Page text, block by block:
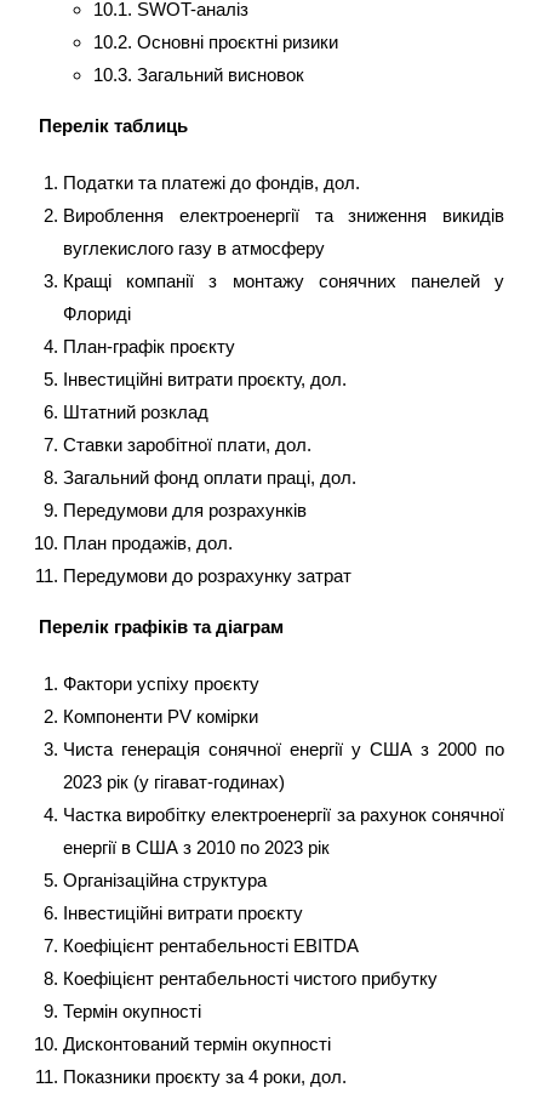
10.1. SWOT-аналіз
10.2. Основні проєктні ризики
10.3. Загальний висновок
Перелік таблиць
Податки та платежі до фондів, дол.
Вироблення електроенергії та зниження викидів
вуглекислого газу в атмосферу
Кращі компанії з монтажу сонячних панелей у
Флориді
План-графік проєкту
Інвестиційні витрати проєкту, дол.
Штатний розклад
Ставки заробітної плати, дол.
Загальний фонд оплати праці, дол.
Передумови для розрахунків
План продажів, дол.
Передумови до розрахунку затрат
Перелік графіків та діаграм
Фактори успіху проєкту
Компоненти PV комірки
Чиста генерація сонячної енергії у США з 2000 по
2023 рік (у гігават-годинах)
Частка виробітку електроенергії за рахунок сонячної
енергії в США з 2010 по 2023 рік
Організаційна структура
Інвестиційні витрати проєкту
Коефіцієнт рентабельності EBITDA
Коефіцієнт рентабельності чистого прибутку
Термін окупності
Дисконтований термін окупності
Показники проєкту за 4 роки, дол.